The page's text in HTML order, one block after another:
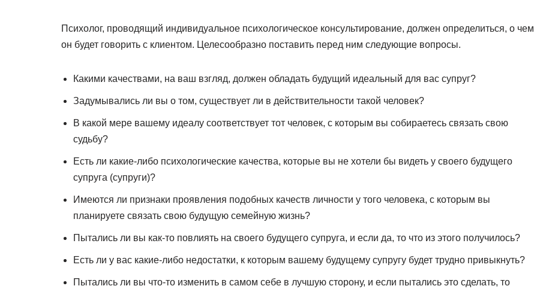
Психолог, проводящий индивидуальное психологическое консультирование, должен определиться, о чем
он будет говорить с клиентом. Целесообразно поставить перед ним следующие вопросы.
Какими качествами, на ваш взгляд, должен обладать будущий идеальный для вас супруг?
Задумывались ли вы о том, существует ли в действительности такой человек?
В какой мере вашему идеалу соответствует тот человек, с которым вы собираетесь связать свою
судьбу?
Есть ли какие-либо психологические качества, которые вы не хотели бы видеть у своего будущего
супруга (супруги)?
Имеются ли признаки проявления подобных качеств личности у того человека, с которым вы
планируете связать свою будущую семейную жизнь?
Пытались ли вы как-то повлиять на своего будущего супруга, и если да, то что из этого получилось?
Есть ли у вас какие-либо недостатки, к которым вашему будущему супругу будет трудно привыкнуть?
Пытались ли вы что-то изменить в самом себе в лучшую сторону, и если пытались это сделать, то